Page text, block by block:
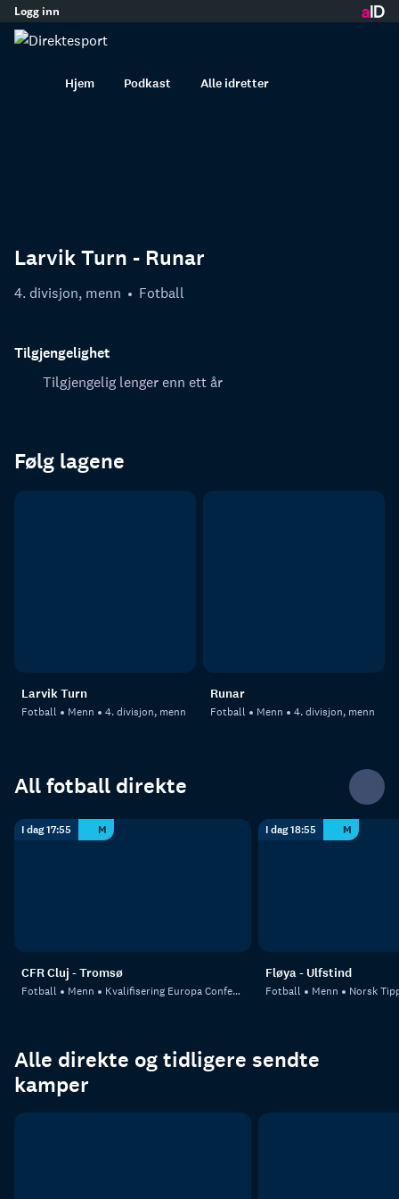
innhold
Logg inn
Hjem Podkast Alle idretter
Larvik Turn - Runar
4. divisjon, menn Fotball
Tilgjengelighet
Tilgjengelig lenger enn ett år
Følg lagene
Larvik Turn
Fotball Menn 4. divisjon, menn
Runar
Fotball Menn 4. divisjon, menn
All fotball direkte
I dag 17:55 M
CFR Cluj - Tromsø
Fotball Menn Kvalifisering Europa Conference League
I dag 18:55 M
Fløya - Ulfstind
Fotball Menn Norsk
Alle direkte og tidligere sendte
kamper